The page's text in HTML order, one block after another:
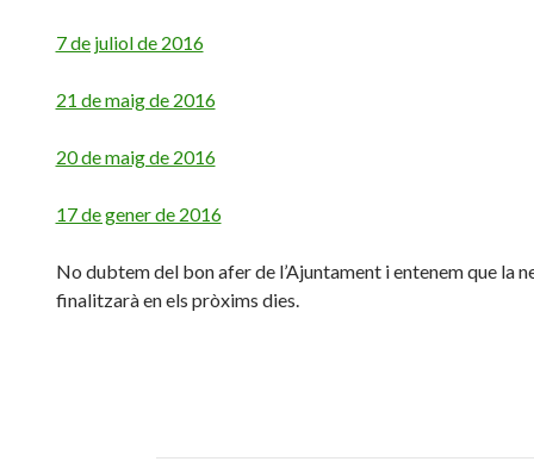
7 de juliol de 2016
21 de maig de 2016
20 de maig de 2016
17 de gener de 2016
No dubtem del bon afer de l’Ajuntament i entenem que la
finalitzarà en els pròxims dies.